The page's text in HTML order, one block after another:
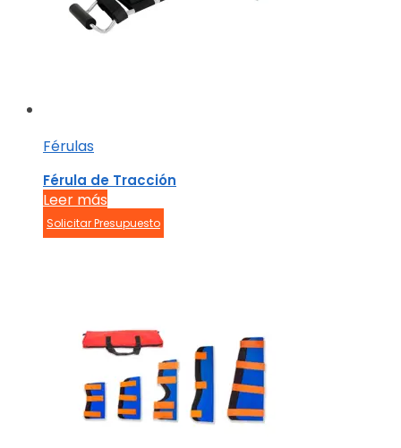
Férulas
Férula de Tracción
Leer más
Solicitar Presupuesto